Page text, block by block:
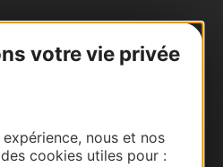
votre vie privée
nous et nos
cookies utiles pour :